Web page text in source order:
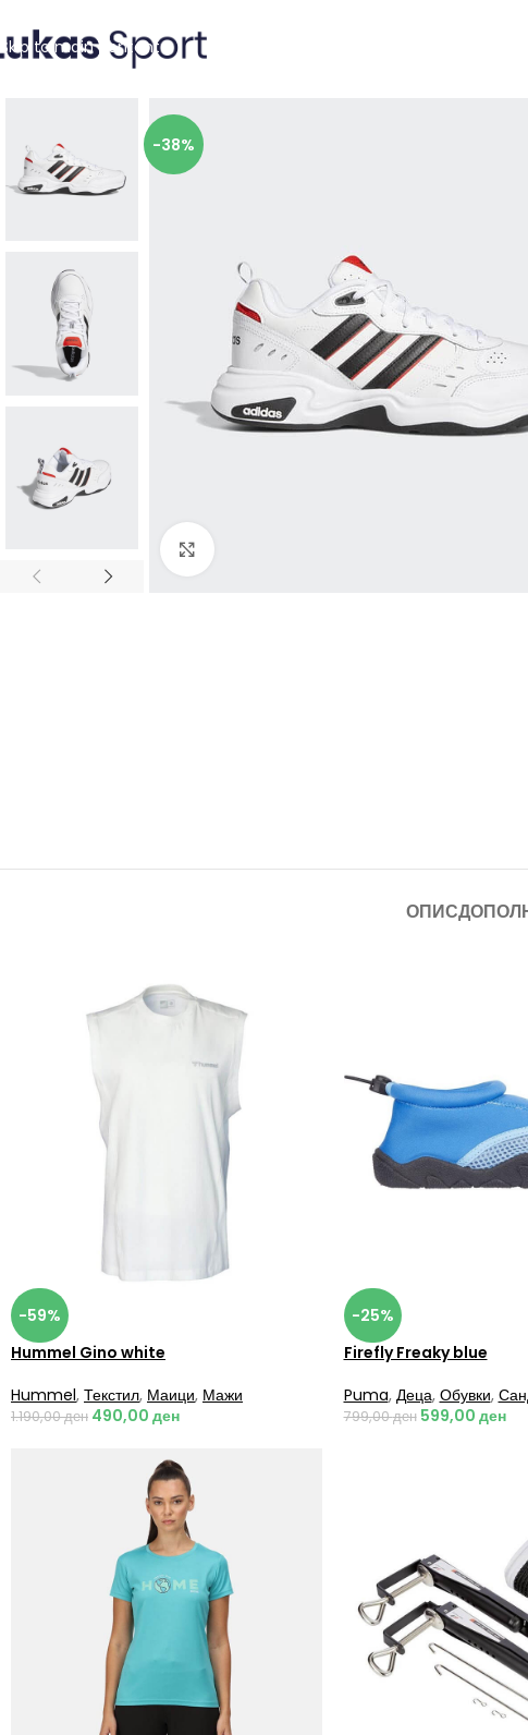
Skip to main content
-38%
ОПИС
-59%
Hummel Gino white
Hummel, Текстил, Маици, Мажи
1.190,00ден 490,00 ден
-25%
Firefly Freaky blue
Puma, Деца, Обувки,
799,00ден 599,00 ден